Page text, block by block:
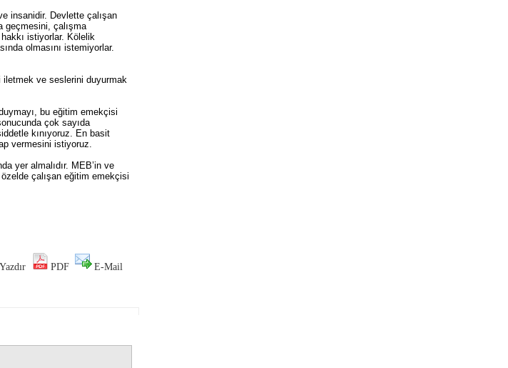
insanidir. Devlette çalışan
geçmesini, çalışma
hakkı istiyorlar. Kölelik
olmasını istemiyorlar.
iletmek ve seslerini duyurmak
bu eğitim emekçisi
çok sayıda
kınıyoruz. En basit
vermesini istiyoruz.
yer almalıdır. MEB’in ve
çalışan eğitim emekçisi
Yazdır PDF E-Mail